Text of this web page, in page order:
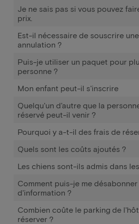
Je ne sais pas si vous pouvez
prix.
Est-il nécessaire de souscrire
annulation ?
Puis-je utiliser un paquet pour
personne ?
Mon enfant peut-il s'inscrire
Quelqu'un d'autre que la
réservé peut-il venir ?
Pourquoi y a-t-il des frais de
Quels sont les coûts ajoutés ?
Les chiens sont-ils admis dans
Comment puis-je me
d'information ?
Combien coûte le parking de
réserver ?